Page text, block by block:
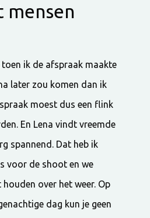
mensen
ik de afspraak maakte
later zou komen dan ik
moest dus een flink
En Lena vindt vreemde
spannend. Dat heb ik
voor de shoot en we
over het weer. Op
dag kun je geen